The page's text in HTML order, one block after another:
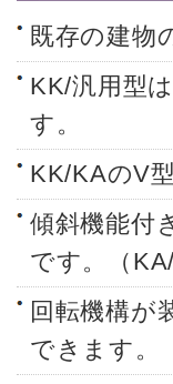
既存の建物
KK/汎用型
す。
KK/KAのV
傾斜機能付
です。（
回転機構が
できます。